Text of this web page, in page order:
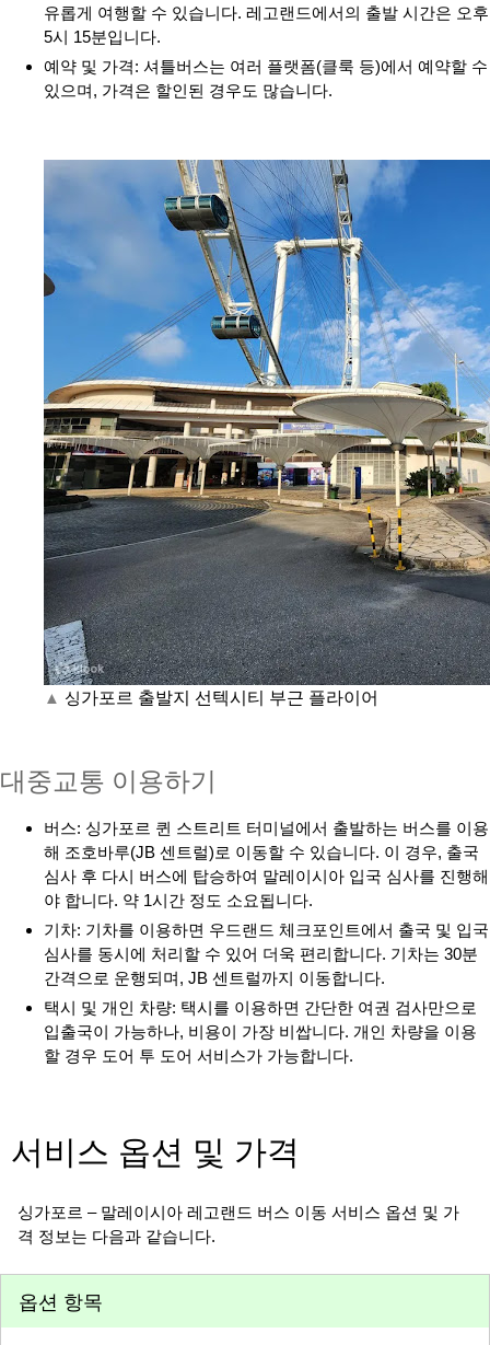
유롭게 여행할 수 있습니다. 레고랜드에서의 출발 시간은 오후
5시 15분입니다.
예약 및 가격: 셔틀버스는 여러 플랫폼(클룩 등)에서 예약할 수
있으며, 가격은 할인된 경우도 많습니다.
▲ 싱가포르 출발지 선텍시티 부근 플라이어
대중교통 이용하기
버스: 싱가포르 퀸 스트리트 터미널에서 출발하는 버스를 이용
해 조호바루(JB 센트럴)로 이동할 수 있습니다. 이 경우, 출국
심사 후 다시 버스에 탑승하여 말레이시아 입국 심사를 진행해
야 합니다. 약 1시간 정도 소요됩니다.
기차: 기차를 이용하면 우드랜드 체크포인트에서 출국 및 입국
심사를 동시에 처리할 수 있어 더욱 편리합니다. 기차는 30분
간격으로 운행되며, JB 센트럴까지 이동합니다.
택시 및 개인 차량: 택시를 이용하면 간단한 여권 검사만으로
입출국이 가능하나, 비용이 가장 비쌉니다. 개인 차량을 이용
할 경우 도어 투 도어 서비스가 가능합니다.
서비스 옵션 및 가격
싱가포르 – 말레이시아 레고랜드 버스 이동 서비스 옵션 및 가
격 정보는 다음과 같습니다.
옵션 항목